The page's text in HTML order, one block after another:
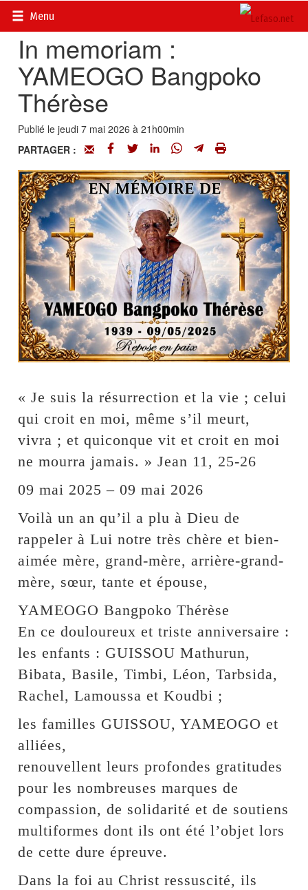
Menu
Accueil>
In memoriam :
YAMEOGO Bangpoko
Thérèse
Publié le jeudi 7 mai 2026 à 21h00min
PARTAGER :
« Je suis la résurrection et la vie ; celui
qui croit en moi, même s’il meurt,
vivra ; et quiconque vit et croit en moi
ne mourra jamais. » Jean 11, 25-26
09 mai 2025 – 09 mai 2026
Voilà un an qu’il a plu à Dieu de
rappeler à Lui notre très chère et bien-
aimée mère, grand-mère, arrière-grand-
mère, sœur, tante et épouse,
YAMEOGO Bangpoko Thérèse
En ce douloureux et triste anniversaire :
les enfants : GUISSOU Mathurun,
Bibata, Basile, Timbi, Léon, Tarbsida,
Rachel, Lamoussa et Koudbi ;
les familles GUISSOU, YAMEOGO et
alliées,
renouvellent leurs profondes gratitudes
pour les nombreuses marques de
compassion, de solidarité et de soutiens
multiformes dont ils ont été l’objet lors
de cette dure épreuve.
Dans la foi au Christ ressuscité, ils